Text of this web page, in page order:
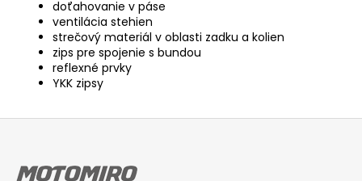
doťahovanie v páse
ventilácia stehien
strečový materiál v oblasti zadku a kolien
zips pre spojenie s bundou
reflexné prvky
YKK zipsy